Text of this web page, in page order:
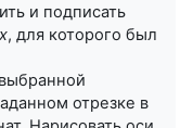
и подписать
x, для которого был
отрезке в